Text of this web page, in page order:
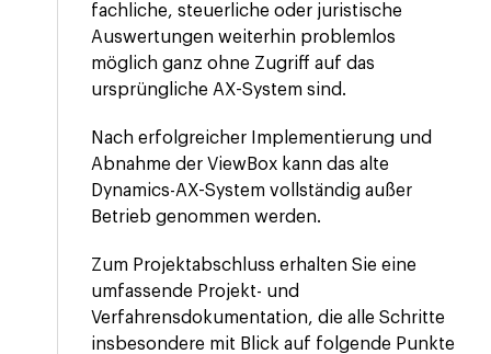
fachliche, steuerliche oder juristische
Auswertungen weiterhin problemlos
möglich ganz ohne Zugriff auf das
ursprüngliche AX-System sind.
Nach erfolgreicher Implementierung und
Abnahme der ViewBox kann das alte
Dynamics-AX-System vollständig außer
Betrieb genommen werden.
Zum Projektabschluss erhalten Sie eine
umfassende Projekt- und
Verfahrensdokumentation, die alle Schritte
insbesondere mit Blick auf folgende Punkte